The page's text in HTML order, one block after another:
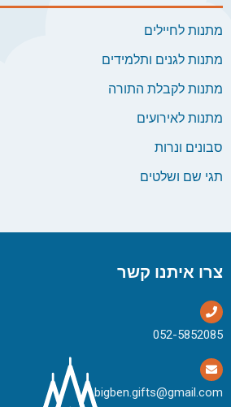
מתנות לחיילים
מתנות לגנים ותלמידים
מתנות לקבלת התורה
מתנות לאירועים
סבונים ונרות
תגי שם ושלטים
צרו איתנו קשר
bigben.gifts@gmail.com